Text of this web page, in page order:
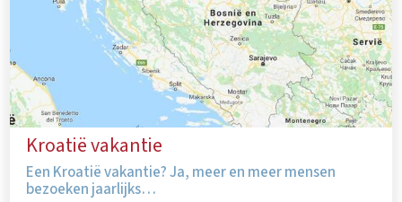
Kroatië vakantie
Een Kroatië vakantie? Ja, meer en meer mensen
bezoeken jaarlijks…